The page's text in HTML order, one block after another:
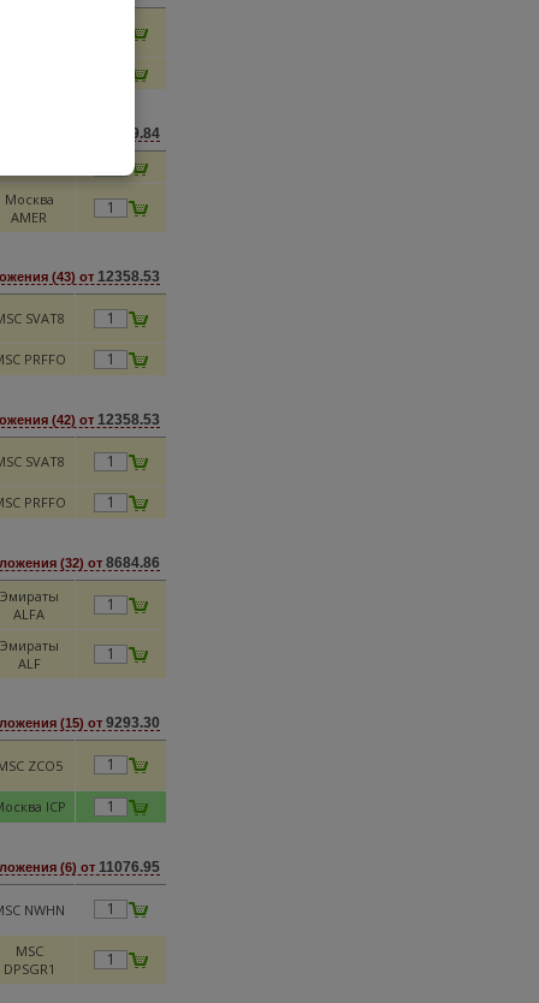
14589.84
Москва
AMER
(43) от 12358.53
SVAT8
PRFFO
(42) от 12358.53
SVAT8
PRFFO
(32) от 8684.86
Эмираты
ALFA
Эмираты
ALF
(15) от 9293.30
ZCO5
ICP
(6) от 11076.95
NWHN
MSC
DPSGR1